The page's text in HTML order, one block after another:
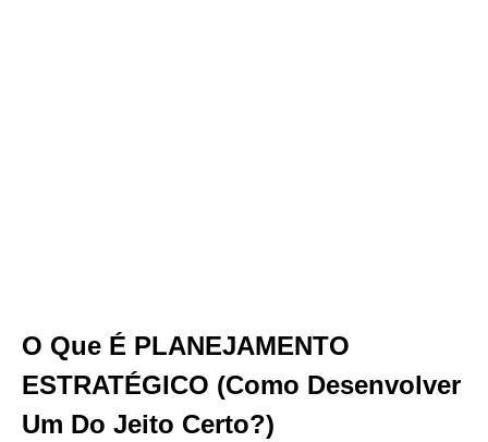
O Que É PLANEJAMENTO
ESTRATÉGICO (Como Desenvolver
Um Do Jeito Certo?)